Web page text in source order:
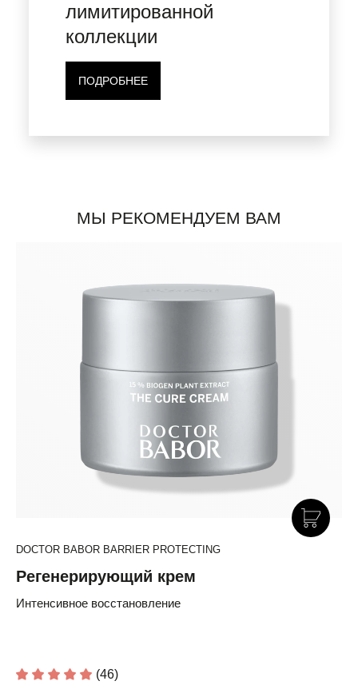
лимитированной
коллекции
ПОДРОБНЕЕ
МЫ РЕКОМЕНДУЕМ ВАМ
DOCTOR BABOR BARRIER PROTECTING
Регенерирующий крем
Интенсивное восстановление
(46)